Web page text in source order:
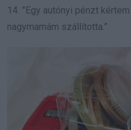
14. ”Egy autónyi pénzt
nagymamám szállította.”